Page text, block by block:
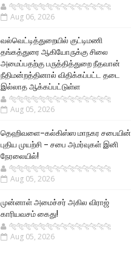
🐅🐅🐅🐅🐅🐅🐆🐆🐆🐆🐆🐆🐆🐆
Aug 06, 2026
வல்வெட்டித்துறையில் குட்டிமணி
தங்கத்துரை ஆகியோருக்கு சிலை
அமைப்பதற்கு பருத்தித்துறை நீதவான்
நீதிமன்றத்தினால் விதிக்கப்பட்ட தடை
இல்லாத ஆக்கப்பட்டுள்ள
🐅🐅🐅🐅🐅🐅🐆🐆🐆🐆🐆🐆🐆🐆
Aug 05, 2026
தெஹிவளை–கல்கிஸ்ஸ மாநகர சபையின்
புதிய முயற்சி – சபை அமர்வுகள் இனி
நேரலையில்!
🐅🐅🐅🐅🐅🐅🐆🐆🐆🐆🐆🐆🐆🐆
Aug 05, 2026
முன்னாள் அமைச்சர் அகில விராஜ்
காரியவசம் கைது!
🐅🐅🐅🐅🐅🐅🐆🐆🐆🐆🐆🐆🐆🐆
Aug 05, 2026